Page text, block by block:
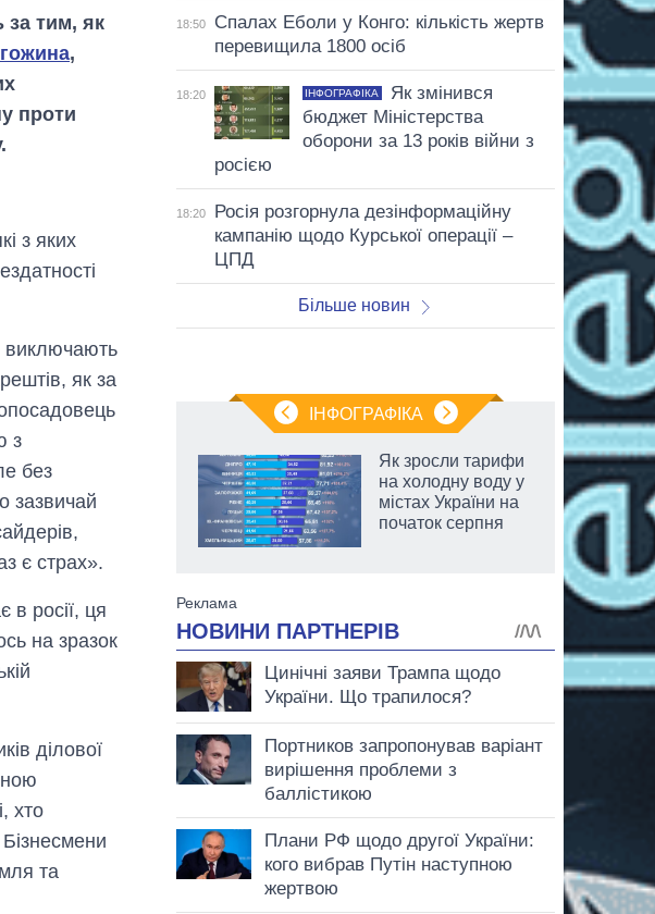
за тим, як
,
проти
з яких
виключають
як за
з
без
зазвичай
є страх».
в росії, ця
на зразок
ділової
хто
та
18:50
Спалах Еболи у Конго: кількість жертв
перевищила 1800 осіб
18:20 ІНФОГРАФІКА
Як змінився
бюджет Міністерства
оборони за 13 років війни з
росією
18:20
Росія розгорнула дезінформаційну
кампанію щодо Курської операції –
ЦПД
Більше новин
ІНФОГРАФІКА
Економіка ШІ-
гігантів: скільки
коштують і
заробляють
OpenAI та
Anthropic
Як зросли тарифи
на холодну воду у
містах України на
початок серпня